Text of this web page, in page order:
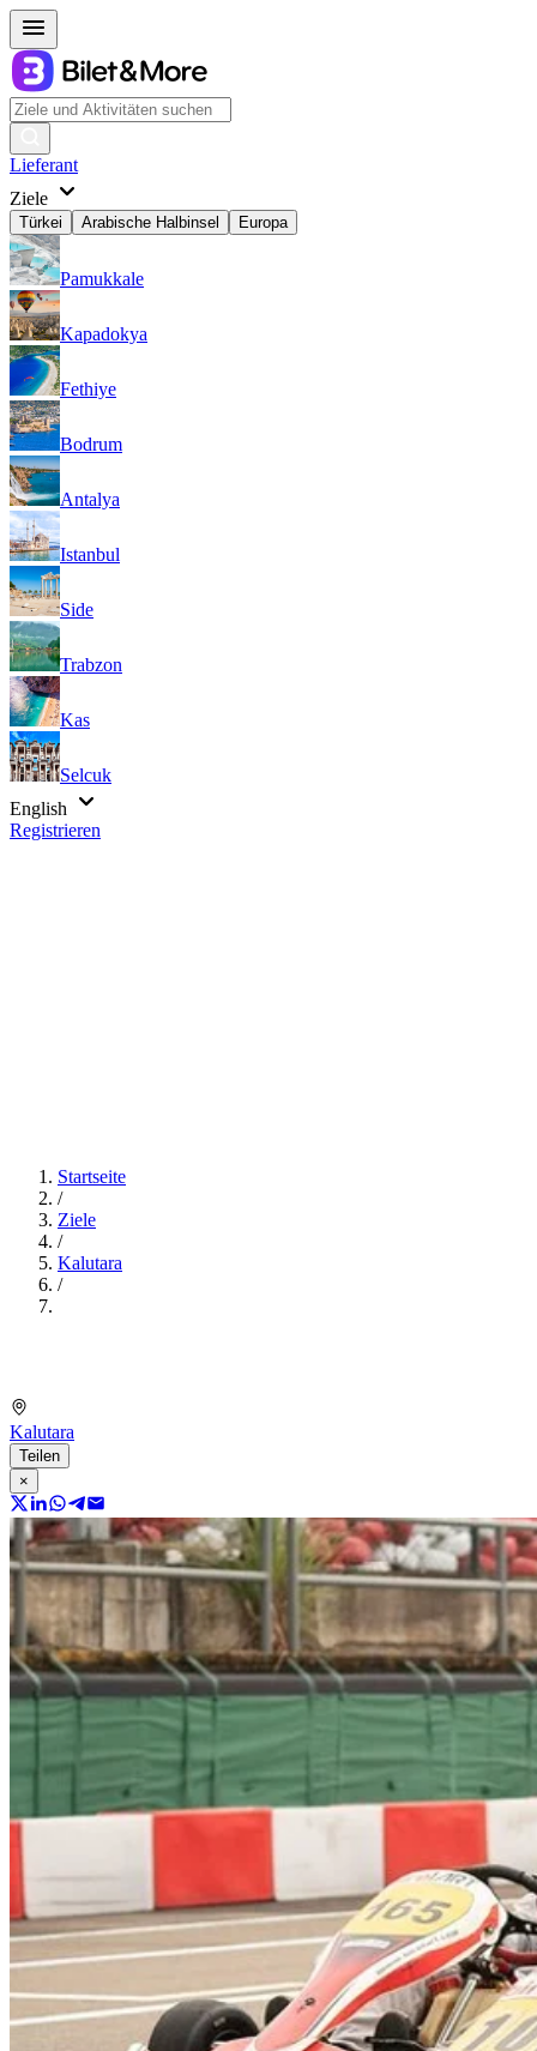
Lieferant
Ziele
Türkei Arabische Halbinsel Europa
Pamukkale
Kapadokya
Fethiye
Bodrum
Antalya
Istanbul
Side
Trabzon
Kas
Selcuk
English
Registrieren
Startseite
/
Ziele
/
Kalutara
/
Kalutara
Teilen
×